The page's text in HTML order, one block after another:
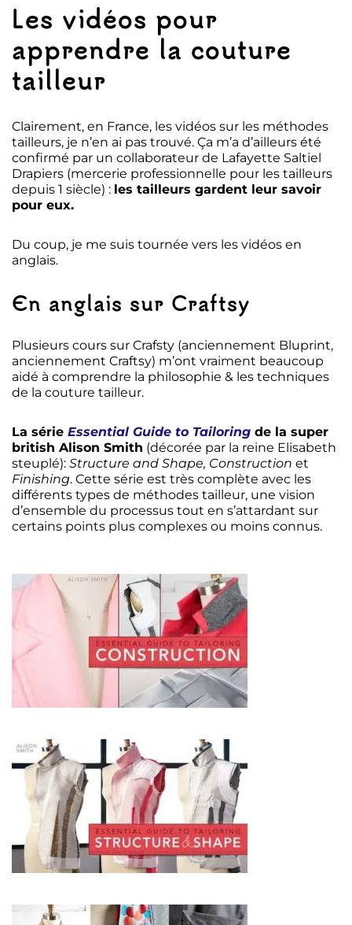
Les vidéos pour
apprendre la couture
tailleur
Clairement, en France, les vidéos sur les méthodes
tailleurs, je n’en ai pas trouvé. Ça m’a d’ailleurs été
confirmé par un collaborateur de Lafayette Saltiel
Drapiers (mercerie professionnelle pour les tailleurs
depuis 1 siècle) : les tailleurs gardent leur savoir
pour eux.
Du coup, je me suis tournée vers les vidéos en
anglais.
En anglais sur Craftsy
Plusieurs cours sur Crafsty (anciennement Bluprint,
anciennement Craftsy) m’ont vraiment beaucoup
aidé à comprendre la philosophie & les techniques
de la couture tailleur.
La série Essential Guide to Tailoring de la super
british Alison Smith (décorée par la reine Elisabeth
steuplé): Structure and Shape, Construction et
Finishing. Cette série est très complète avec les
différents types de méthodes tailleur, une vision
d’ensemble du processus tout en s’attardant sur
certains points plus complexes ou moins connus.